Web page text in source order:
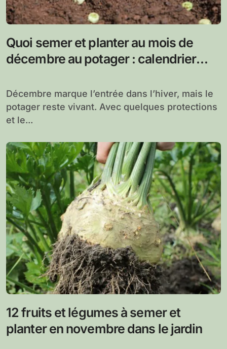
Quoi semer et planter au mois de
décembre au potager : calendrier
Décembre marque l’entrée dans l’hiver, mais le
potager reste vivant. Avec quelques protections
et le...
12 fruits et légumes à semer et
planter en novembre dans le jardin